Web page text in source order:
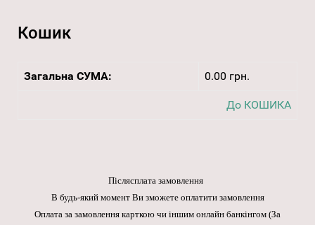
Кошик
Загальна СУМА: 0.00 грн.
До КОШИКА
Післясплата замовлення
В будь-який момент Ви зможете оплатити замовлення
Оплата за замовлення карткою чи іншим онлайн банкінгом (За